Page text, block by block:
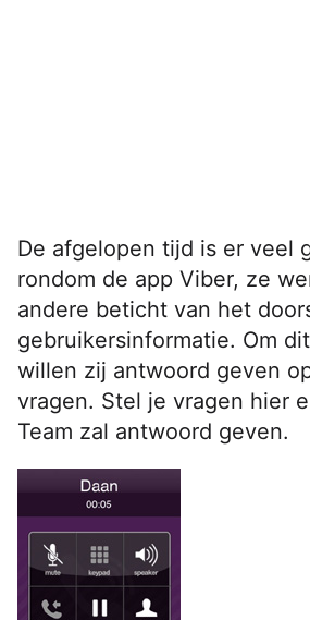
De afgelopen tijd is er veel
rondom de app Viber, ze
andere beticht van het
gebruikersinformatie. Om
willen zij antwoord geven
vragen. Stel je vragen hier
Team zal antwoord geven.